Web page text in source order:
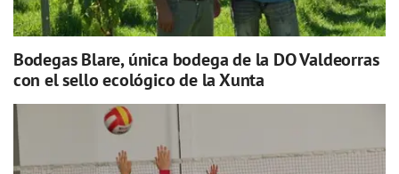
Bodegas Blare, única bodega de la DO Valdeorras
con el sello ecológico de la Xunta